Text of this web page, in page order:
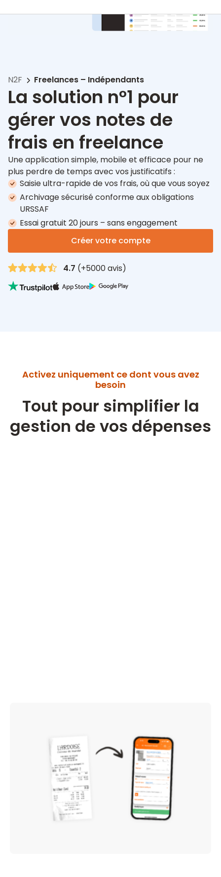
N2F Freelances – Indépendants
La solution n°1 pour
gérer vos notes de
frais en freelance
Une application simple, mobile et efficace pour ne
plus perdre de temps avec vos justificatifs :
Saisie ultra-rapide de vos frais, où que vous soyez
Archivage sécurisé conforme aux obligations
URSSAF
Essai gratuit 20 jours – sans engagement
Créer votre compte
4.7 (+5000 avis)
Activez uniquement ce dont vous avez
besoin
Tout pour simplifier la
gestion de vos dépenses